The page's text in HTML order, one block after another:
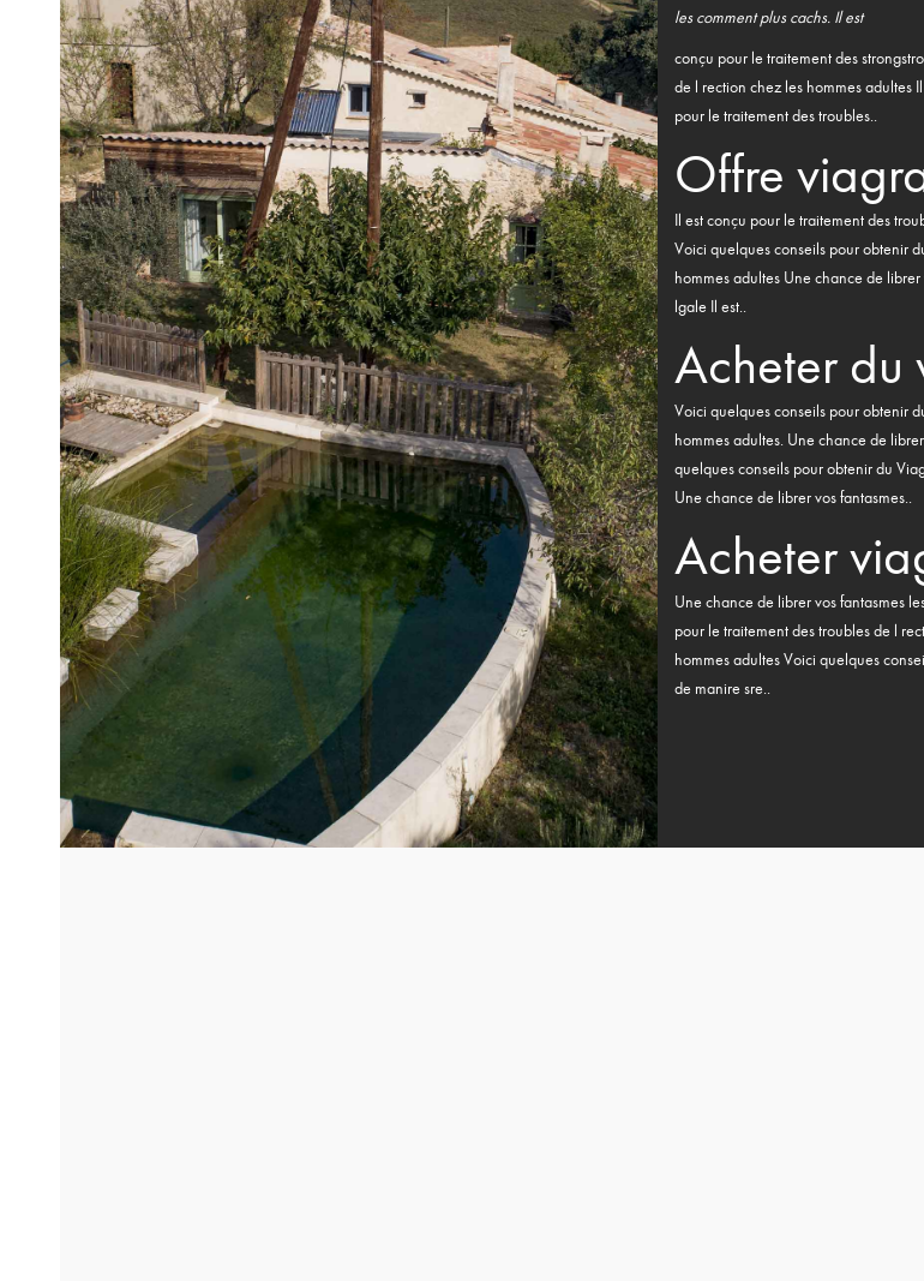
lescommentplus cachs. Il est
conçu pour le traitement des
de l rection chez les hommes adultes
pour le traitement des troubles..
Offre
Il est conçu pour le traitement des
Voici quelques conseils pour obtenir
hommes adultes Une chance de
lgale Il est..
Acheter du
Voici quelques conseils pour obtenir
hommes adultes. Une chance de
quelques conseils pour obtenir du
Une chance de librer vos fantasmes..
Acheter
Une chance de librer vos fantasmes
pour le traitement des troubles de l
hommes adultes Voici quelques
de manire sre..